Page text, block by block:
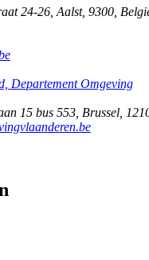
24-26 Aalst, 9300
Departement Omgeving
15 bus 553 Brussel